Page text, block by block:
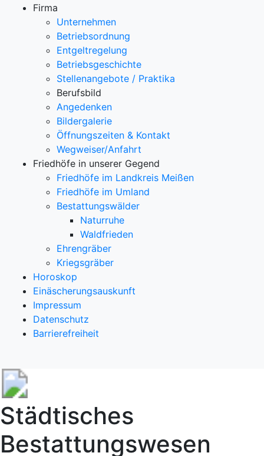
Firma
Unternehmen
Betriebsordnung
Entgeltregelung
Betriebsgeschichte
Stellenangebote / Praktika
Berufsbild
Angedenken
Bildergalerie
Öffnungszeiten & Kontakt
Wegweiser/Anfahrt
Friedhöfe in unserer Gegend
Friedhöfe im Landkreis Meißen
Friedhöfe im Umland
Bestattungswälder
Naturruhe
Waldfrieden
Ehrengräber
Kriegsgräber
Horoskop
Einäscherungsauskunft
Impressum
Datenschutz
Barrierefreiheit
Städtisches
Bestattungswesen